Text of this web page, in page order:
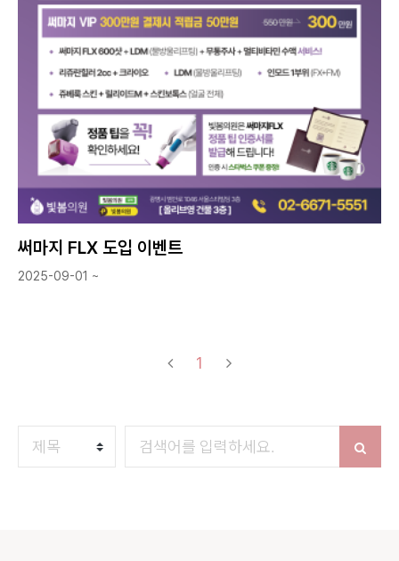
써마지 FLX 도입 이벤트
2025-09-01 ~
1 (current)